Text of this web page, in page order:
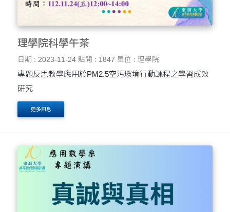
理學院科學午茶
日期 : 2023-11-24 點閱 : 1847 單位 : 理學院
專題反思教學應用於PM2.5空汚環境行動課程之學習成效
研究
更多訊息